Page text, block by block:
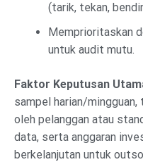
(tarik, tekan,
Memprioritaskan
untuk audit mutu.
Faktor Keputusan
sampel harian/
oleh pelanggan atau
data, serta anggaran
berkelanjutan untuk